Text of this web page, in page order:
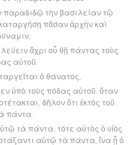
παραδιδῷ τὴν βασιλείαν τῷ
πᾶσαν ἀρχὴν καὶ
ἄχρι οὗ θῇ πάντας τοὺς
αὐτοῦ.
ὁ θάνατος,
ὑπὸ τοὺς πόδας αὐτοῦ. ὅταν
δῆλον ὅτι ἐκτὸς τοῦ
πάντα.
τὰ πάντα, τότε αὐτὸς ὁ υἱὸς
αὐτῷ τὰ πάντα, ἵνα ᾖ ὁ